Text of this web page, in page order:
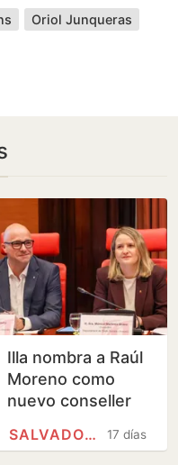
Oriol Junqueras
Illa nombra a Raúl
Moreno como
nuevo conseller
Sociales de la17 días
SALVADOR ILLA